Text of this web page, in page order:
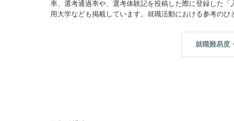
率、選考通過率や、選考体験記を投稿した際に登録した
用大学なども掲載しています。就職活動における参考のひ
就職難易度